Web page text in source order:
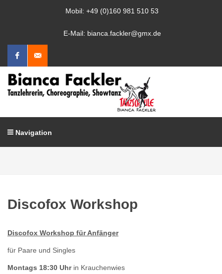
Mobil: +49 (0)160 981 510 53
E-Mail: bianca.fackler@gmx.de
Facebook
Mail
schreiben
Navigation
Discofox Workshop
Discofox Workshop für Anfänger
für Paare und Singles
Montags 18:30 Uhr in Krauchenwies